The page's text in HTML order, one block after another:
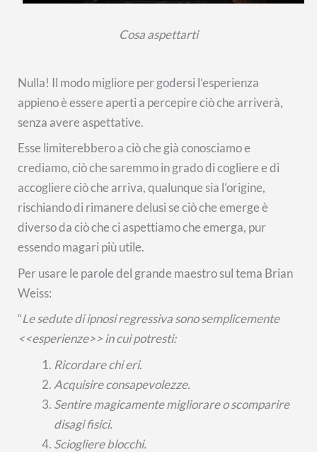
Cosa aspettarti
Nulla! Il modo migliore per godersi l’esperienza
appieno è essere aperti a percepire ciò che arriverà,
senza avere aspettative.
Esse limiterebbero a ciò che già conosciamo e
crediamo, ciò che saremmo in grado di cogliere e di
accogliere ciò che arriva, qualunque sia l’origine,
rischiando di rimanere delusi se ciò che emerge è
diverso da ciò che ci aspettiamo che emerga, pur
essendo magari più utile.
Per usare le parole del grande maestro sul tema Brian
Weiss:
“Le sedute di ipnosi regressiva sono semplicemente
<<esperienze>> in cui potresti:
Ricordare chi eri.
Acquisire consapevolezze.
Sentire magicamente migliorare o scomparire
disagi fisici.
Sciogliere blocchi.